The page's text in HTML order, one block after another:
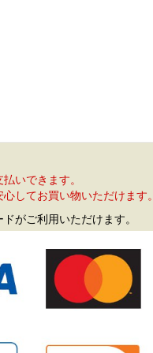
いできます。
してお買い物いただけます
がご利用いただけます。